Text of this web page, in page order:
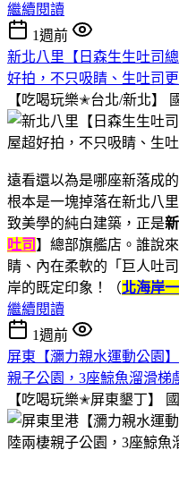
繼續閱讀
1週前
新北八里【日森生生吐司
好拍，不只吸睛、生吐司
【吃喝玩樂✭台北/新北】
遠看還以為是哪座新落成
根本是一塊掉落在新北八
致美學的純白建築，正是
吐司 】總部旗艦店。誰說
睛、內在柔軟的「巨人吐
岸的既定印象！（北海岸
繼續閱讀
1週前
屏東【瀰力親水運動公園
親子公園，3座鯨魚溜滑梯
【吃喝玩樂✭屏東墾丁】